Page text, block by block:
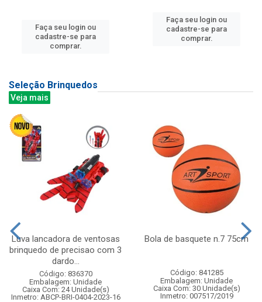
Faça seu login ou
cadastre-se para
comprar.
Faça seu login ou
cadastre-se para
comprar.
Seleção Brinquedos
Veja mais
Luva lancadora de ventosas
brinquedo de precisao com 3
dardo...
Código: 836370
Embalagem: Unidade
Caixa Com: 24 Unidade(s)
Inmetro: ABCP-BRI-0404-2023-16
Bola de basquete n.7 75cm
Código: 841285
Embalagem: Unidade
Caixa Com: 30 Unidade(s)
Inmetro: 007517/2019